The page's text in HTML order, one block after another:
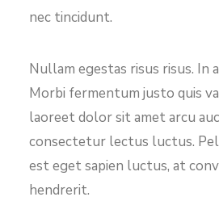
nec tincidunt.
Nullam egestas risus risus. In
Morbi fermentum justo quis
laoreet dolor sit amet arcu
consectetur lectus luctus.
est eget sapien luctus, at
hendrerit.